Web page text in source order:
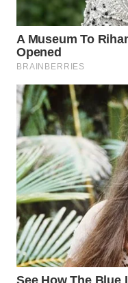
WAHANA
LISTRIK
WAHANA
TRAVEL
WAHANA
TV
WAHANANEWS
ID
WAHANANEWS
CO ID
WAHANANEWS
NET